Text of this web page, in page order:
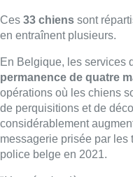
canine à la police fédérale.
quelque chose face à un
techniques rendent notre
efficace.”
Avec Belga – Photo : BX1
■ Reportage d’
Stéphanie Mira